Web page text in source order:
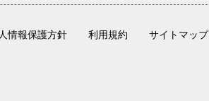
情報保護方針 利用規約 サイトマップ